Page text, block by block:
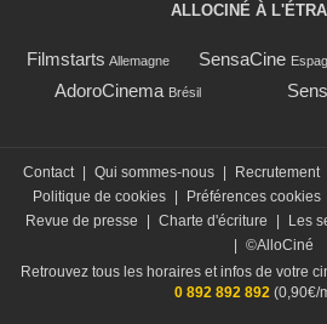
ALLOCINÉ À
Filmstarts Allemagne SensaCine
AdoroCinema Brésil
Contact Qui sommes-nous Recrutement
Politique de cookies
Préférences cookies
Revue de presse
Charte d'écriture Les
©AlloCiné
Retrouvez tous les horaires et infos de votre
0 892 892 892(0,90€/